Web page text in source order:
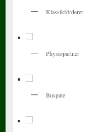
Klassikförderer
Physiopartner
Buspate